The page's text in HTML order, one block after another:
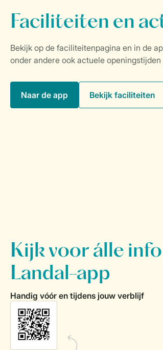
Naar de app Bekijk faciliteiten